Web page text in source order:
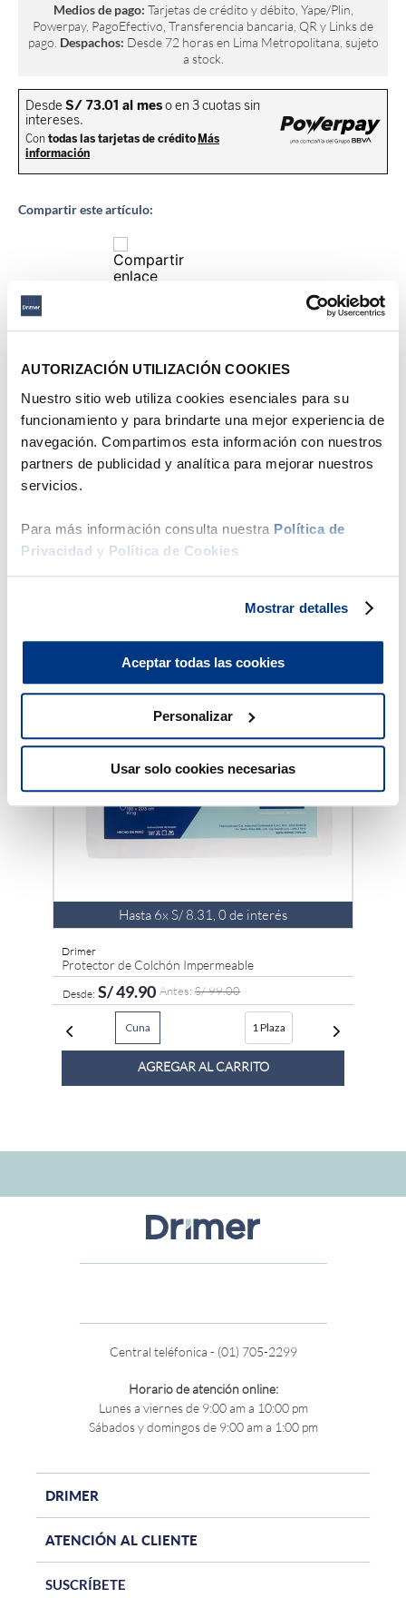
AUTORIZACIÓN UTILIZACIÓN COOKIES
Nuestro sitio web utiliza cookies esenciales para su
funcionamiento y para brindarte una mejor experiencia de
navegación. Compartimos esta información con nuestros
partners de publicidad y analítica para mejorar nuestros
servicios.
Para más información consulta nuestra Política de
Privacidad y Política de Cookies
Mostrar detalles
Aceptar todas las cookies
Personalizar
Usar solo cookies necesarias
Medios de pago: Tarjetas de crédito y débito, Yape/Plin,
Powerpay, PagoEfectivo, Transferencia bancaria, QR y Links de
pago. Despachos: Desde 72 horas en Lima Metropolitana, sujeto
a stock.
Compartir este artículo:
Descripción del producto
Estructura interna
Ficha técnica
Productos Sugeridos
Hasta 6xS/ 8 31 0de interés
Drimer
Protector de Colchón Impermeable
S/49.90 S/99.00
Cuna 1 Plaza
AGREGAR AL CARRITO
43 %
Cama
Central teléfonica - (01) 705-2299
Horario de atención online:
Lunes a viernes de 9:00 am a 10:00 pm
Sábados y domingos de 9:00 am a 1:00 pm
DRIMER
ATENCIÓN AL CLIENTE
SUSCRÍBETE